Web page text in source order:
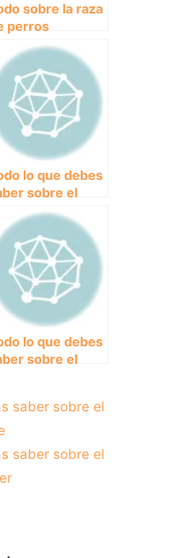
sobre la raza
perros
y
lo que debes
sobre el
y
lo que debes
sobre el
saber sobre el
saber sobre el